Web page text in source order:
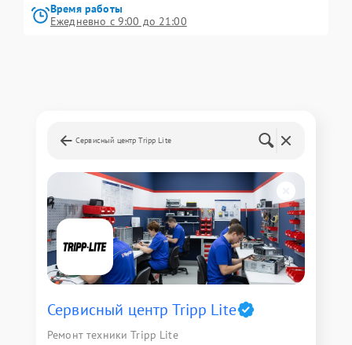
Время работы
Ежедневно с 9:00 до 21:00
Сервисный центр Tripp Lite
Сервисный центр Tripp Lite
Ремонт техники Tripp Lite